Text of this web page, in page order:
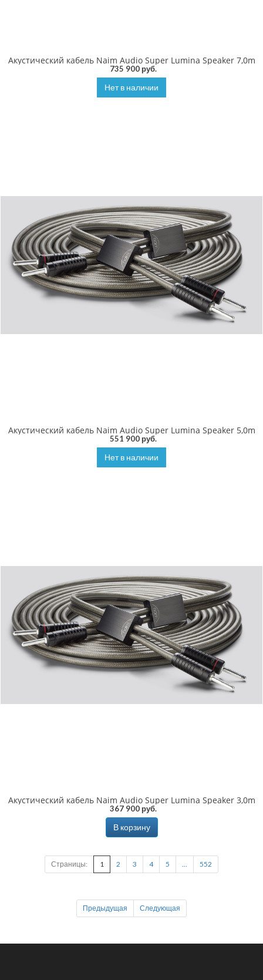
Акустический кабель Naim Audio Super Lumina Speaker 7,0m
735 900 руб.
Нет в наличии
Акустический кабель Naim Audio Super Lumina Speaker 5,0m
551 900 руб.
Нет в наличии
Акустический кабель Naim Audio Super Lumina Speaker 3,0m
367 900 руб.
В корзину
Страницы: 1 2 3 4 5 ... 552
Предыдущая Следующая